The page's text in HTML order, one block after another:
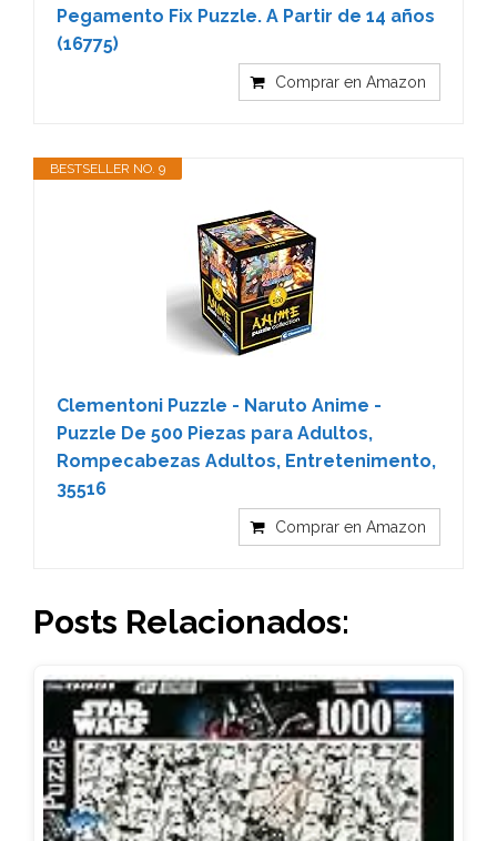
Pegamento Fix Puzzle. A Partir de 14 años
(16775)
Comprar en Amazon
BESTSELLER NO. 9
Clementoni Puzzle - Naruto Anime -
Puzzle De 500 Piezas para Adultos,
Rompecabezas Adultos, Entretenimento,
35516
Comprar en Amazon
Posts Relacionados: